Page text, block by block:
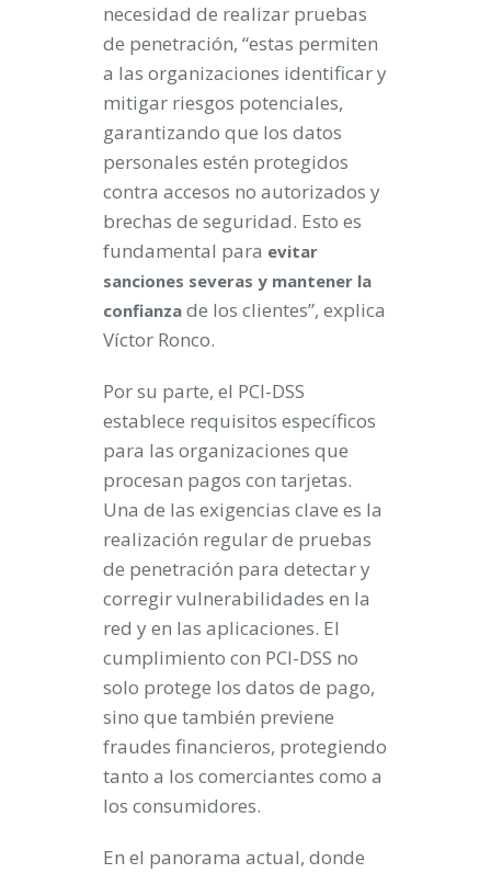
necesidad de realizar pruebas
de penetración, “estas permiten
a las organizaciones identificar y
mitigar riesgos potenciales,
garantizando que los datos
personales estén protegidos
contra accesos no autorizados y
brechas de seguridad. Esto es
fundamental para evitar
sanciones severas y mantener la
confianza de los clientes”, explica
Víctor Ronco.
Por su parte, el PCI-DSS
establece requisitos específicos
para las organizaciones que
procesan pagos con tarjetas.
Una de las exigencias clave es la
realización regular de pruebas
de penetración para detectar y
corregir vulnerabilidades en la
red y en las aplicaciones. El
cumplimiento con PCI-DSS no
solo protege los datos de pago,
sino que también previene
fraudes financieros, protegiendo
tanto a los comerciantes como a
los consumidores.
En el panorama actual, donde